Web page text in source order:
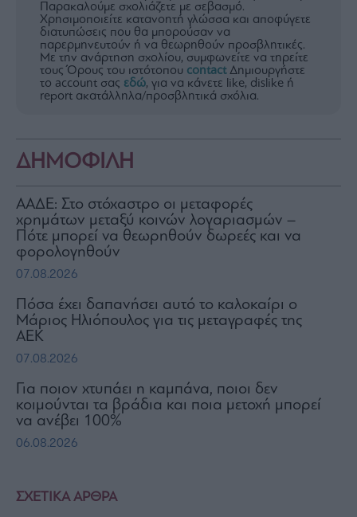
ΣΧΕΤΙΚΑ ΑΡΘΡΑ
Παρακαλούμε σχολιάζετε με σεβασμό.
Χρησιμοποιείτε κατανοητή γλώσσα και αποφύγετε
διατυπώσεις που θα μπορούσαν να
παρερμηνευτούν ή να θεωρηθούν προσβλητικές.
Με την ανάρτηση σχολίου, συμφωνείτε να τηρείτε
τους Όρους του ιστότοπου contactΔημιουργήστε
το account σας εδώ, για να κάνετε like, dislike ή
report ακατάλληλα/προσβλητικά σχόλια.
ΔΗΜΟΦΙΛΗ
ΑΑΔΕ: Στο στόχαστρο οι μεταφορές
χρημάτων μεταξύ κοινών λογαριασμών –
Πότε μπορεί να θεωρηθούν δωρεές και να
φορολογηθούν
07.08.2026
Πόσα έχει δαπανήσει αυτό το καλοκαίρι ο
Μάριος Ηλιόπουλος για τις μεταγραφές της
ΑΕΚ
07.08.2026
Για ποιον χτυπάει η καμπάνα, ποιοι δεν
κοιμούνται τα βράδια και ποια μετοχή μπορεί
να ανέβει 100%
06.08.2026